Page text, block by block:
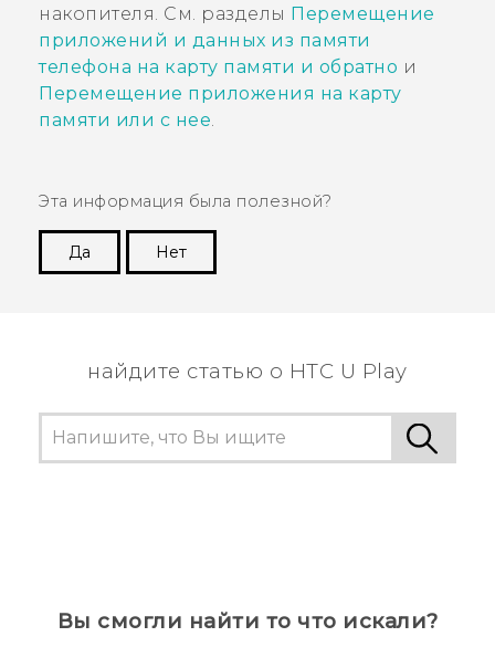
накопителя. См. разделы Перемещение
приложений и данных из памяти
телефона на карту памяти и обратно и
Перемещение приложения на карту
памяти или с нее.
Эта информация была полезной?
Да
Нет
найдите статью о HTC U Play
Вы смогли найти то что искали?